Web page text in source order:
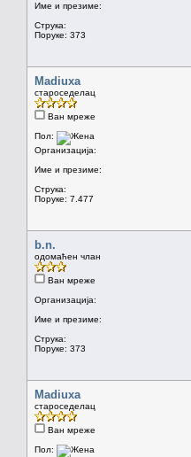
Име и презиме:
Струка:
Поруке: 373
Madiuxa
староседелац
Ван мреже
Пол:
Организација:
Име и презиме:
Струка:
Поруке: 7.477
b.n.
одомаћен члан
Ван мреже
Организација:
Име и презиме:
Струка:
Поруке: 373
Madiuxa
староседелац
Ван мреже
Пол: